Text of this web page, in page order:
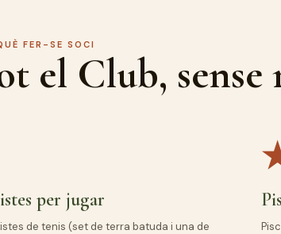
FER-SE SOCI
el Club, sense
per jugar
de tenis (set de terra batuda i una de